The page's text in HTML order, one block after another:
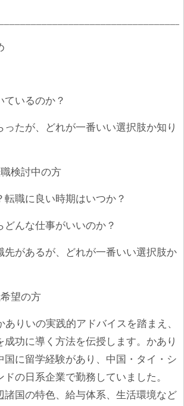
ているのか？
ったが、どれが一番いい選択肢か知り
検討中の方
転職に良い時期はいつか？
どんな仕事がいいのか？
先があるが、どれが一番いい選択肢か
望の方
ありいの実践的アドバイスを踏まえ、
成功に導く方法を伝授します。かあり
国に留学経験があり、中国・タイ・シ
ドの日系企業で勤務していました。
諸国の特色、給与体系、生活環境など